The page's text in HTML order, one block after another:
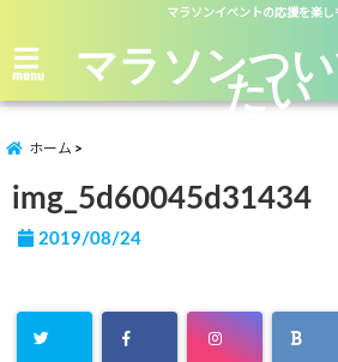
マラソンイベントの応援を楽し
menu マラソンつ
たい
ホーム
img_5d60045d31434
2019/08/24